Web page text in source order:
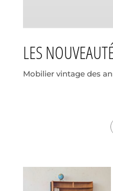
LES
Mobilier vintage des